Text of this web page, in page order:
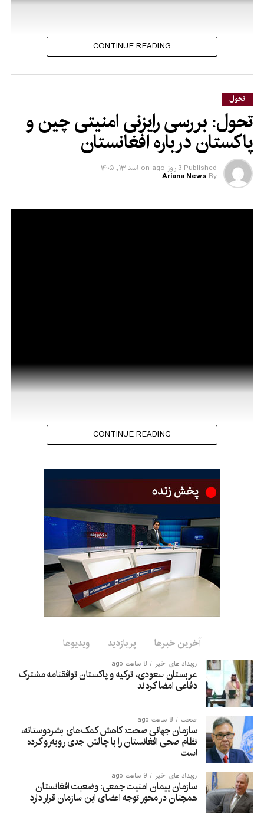
CONTINUE READING
تحول
تحول: بررسی رایزنی امنیتی چین و
پاکستان درباره افغانستان
Published 3 روز ago on اسد ۱۳, ۱۴۰۵
By
Ariana News
CONTINUE READING
آخرین خبرها پربازدید ویدیوها
رویداد های اخیر 8 ساعت ago
عربستان سعودی، ترکیه و پاکستان توافقنامه مشترک
دفاعی امضا کردند
صحت 8 ساعت ago
سازمان جهانی صحت: کاهش کمک‌های بشردوستانه،
نظام صحی افغانستان را با چالش جدی روبه‌رو کرده
است
رویداد های اخیر 9 ساعت ago
سازمان پیمان امنیت جمعی: وضعیت افغانستان
همچنان در محور توجه اعضای این سازمان قرار دارد